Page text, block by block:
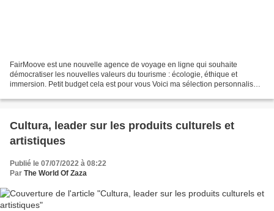
FairMoove est une nouvelle agence de voyage en ligne qui souhaite
démocratiser les nouvelles valeurs du tourisme : écologie, éthique et
immersion. Petit budget cela est pour vous Voici ma sélection personnalisée
Cultura, leader sur les produits culturels et
artistiques
Publié le 07/07/2022 à 08:22
Par The World Of Zaza